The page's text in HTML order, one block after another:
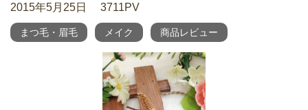
2015年5月25日 3711PV
まつ毛・眉毛 メイク 商品レビュー